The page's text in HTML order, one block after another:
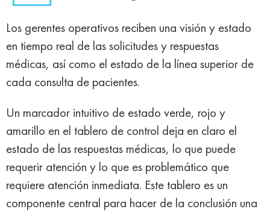
Los gerentes operativos reciben una visión y estado
en tiempo real de las solicitudes y respuestas
médicas, así como el estado de la línea superior de
cada consulta de pacientes.
Un marcador intuitivo de estado verde, rojo y
amarillo en el tablero de control deja en claro el
estado de las respuestas médicas, lo que puede
requerir atención y lo que es problemático que
requiere atención inmediata. Este tablero es un
componente central para hacer de la conclusión una